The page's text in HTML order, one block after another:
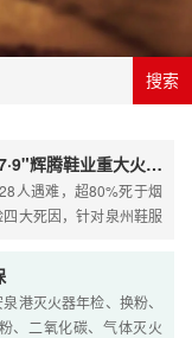
搜索
以案为鉴，警钟长鸣——晋江"7·9"辉腾鞋业重大火灾事故剖析
人遇难，超80%死于烟
大死因，针对泉州鞋服
港灭火器年检、换粉、
、二氧化碳、气体灭火